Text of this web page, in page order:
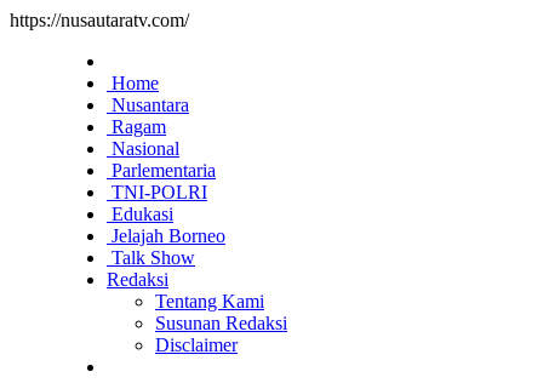
https://nusautaratv.com/
Home
Nusantara
Ragam
Nasional
Parlementaria
TNI-POLRI
Edukasi
Jelajah Borneo
Talk Show
Redaksi
Tentang Kami
Susunan Redaksi
Disclaimer